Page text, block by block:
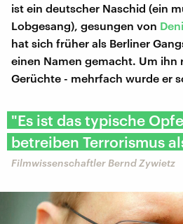
ist ein deutscher Naschid (ein
Lobgesang), gesungen von
hat sich früher als Berliner
einen Namen gemacht. Um ihn
Gerüchte - mehrfach wurde er
"Es ist das typische
betreiben Terrorismus
Filmwissenschaftler Bernd Zywietz